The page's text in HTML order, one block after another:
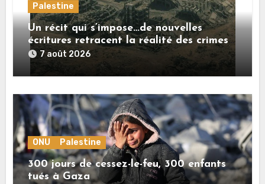
Palestine
Un récit qui s’impose…de nouvelles
écritures retracent la réalité des crimes
sionistes à Gaza
7 août 2026
ONU Palestine
300 jours de cessez-le-feu, 300 enfants
tués à Gaza